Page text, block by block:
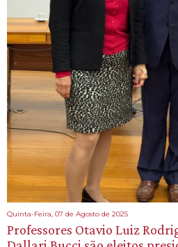
Quinta-Feira, 07 de Agosto de 2025
Professores Otavio Luiz